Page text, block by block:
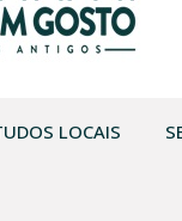
LOCAIS